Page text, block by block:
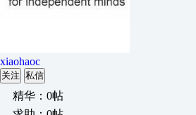
xiaohaoc
关注 私信
精华：0帖